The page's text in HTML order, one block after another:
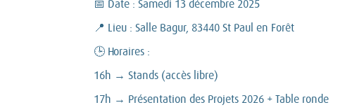
📅 Date : Samedi 13 décembre 2025
📍 Lieu : Salle Bagur, 83440 St Paul en Forêt
🕒 Horaires :
16h → Stands (accès libre)
17h → Présentation des Projets 2026 + Table ronde